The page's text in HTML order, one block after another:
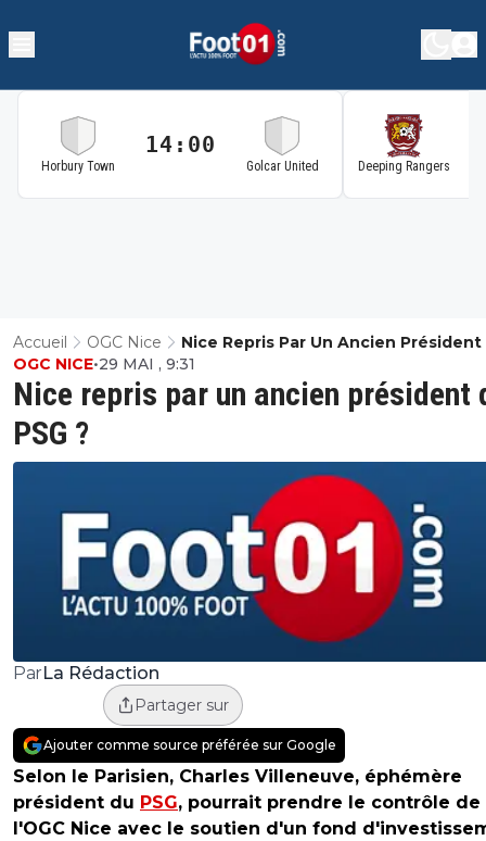
Horbury Town
14:00
Golcar United Deeping Rangers
Accueil OGC Nice
Nice Repris Par Un Ancien Président
PSG ?
Nice repris par un ancien président
PSG ?
OGC NICE•29 MAI , 9:31
ParLa Rédaction
Partager sur
Ajouter comme source préférée sur Google
Selon le Parisien, Charles Villeneuve, éphémère
président du PSG, pourrait prendre le contrôle de
l'OGC Nice avec le soutien d'un fond